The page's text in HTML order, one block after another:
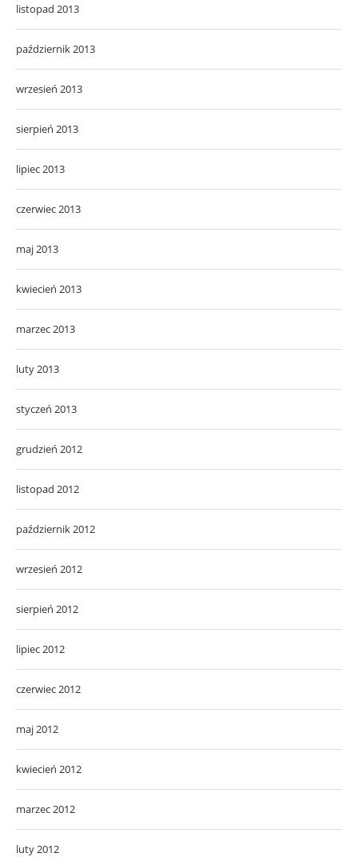
listopad 2013
październik 2013
wrzesień 2013
sierpień 2013
lipiec 2013
czerwiec 2013
maj 2013
kwiecień 2013
marzec 2013
luty 2013
styczeń 2013
grudzień 2012
listopad 2012
październik 2012
wrzesień 2012
sierpień 2012
lipiec 2012
czerwiec 2012
maj 2012
kwiecień 2012
marzec 2012
luty 2012